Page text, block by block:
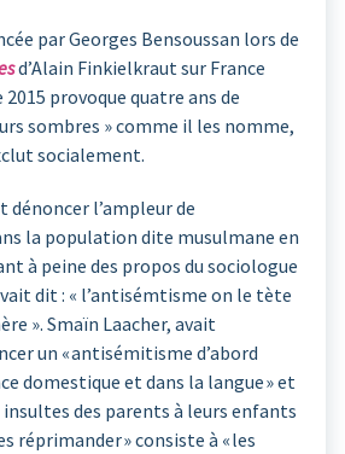
par Georges Bensoussan lors de
d’Alain Finkielkraut sur France
provoque quatre ans de
sombres » comme il les nomme,
socialement.
dénoncer l’ampleur de
la population dite musulmane en
à peine des propos du sociologue
dit : « l’antisémtisme on le tète
». Smaïn Laacher, avait
un « antisémitisme d’abord
domestique et dans la langue » et
insultes des parents à leurs enfants
réprimander » consiste à « les